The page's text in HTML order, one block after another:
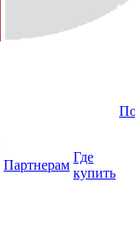
Партнерам
Где
купить